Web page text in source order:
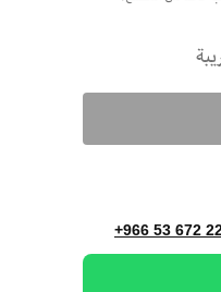
+966 53 672